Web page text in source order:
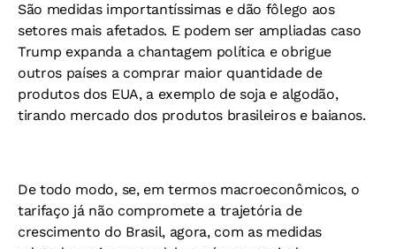
São medidas importantíssimas e dão fôlego aos
setores mais afetados. E podem ser ampliadas caso
Trump expanda a chantagem política e obrigue
outros países a comprar maior quantidade de
produtos dos EUA, a exemplo de soja e algodão,
tirando mercado dos produtos brasileiros e baianos.
De todo modo, se, em termos macroeconômicos, o
tarifaço já não compromete a trajetória de
crescimento do Brasil, agora, com as medidas